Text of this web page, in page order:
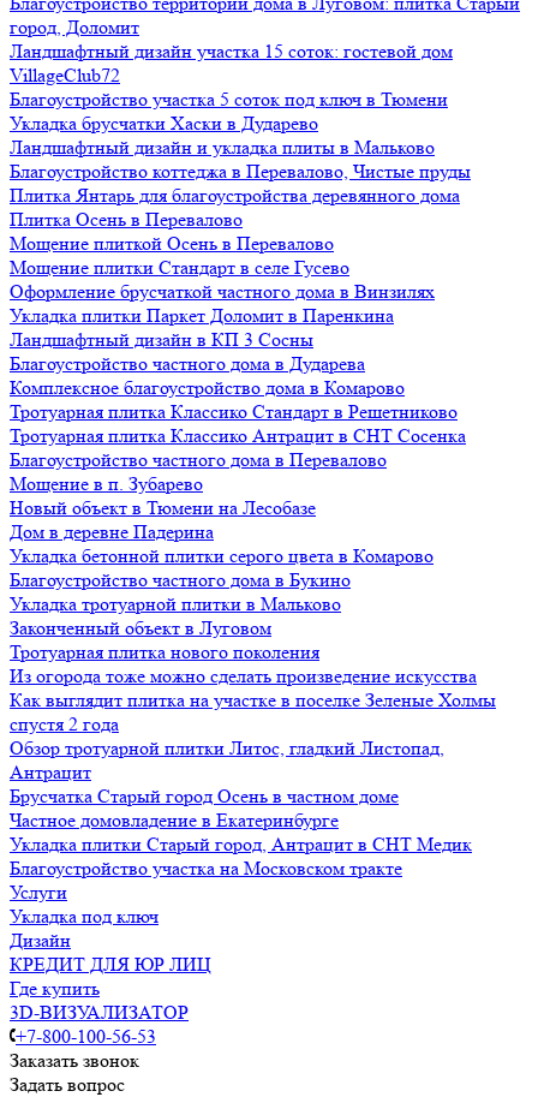
город, Доломит
Ландшафтный дизайн участка 15 соток: гостевой дом
VillageClub72
Благоустройство участка 5 соток под ключ в Тюмени
Укладка брусчатки Хаски в Дударево
Ландшафтный дизайн и укладка плиты в Мальково
Благоустройство коттеджа в Перевалово, Чистые пруды
Плитка Янтарь для благоустройства деревянного дома
Плитка Осень в Перевалово
Мощение плиткой Осень в Перевалово
Мощение плитки Стандарт в селе Гусево
Оформление брусчаткой частного дома в Винзилях
Укладка плитки Паркет Доломит в Паренкина
Ландшафтный дизайн в КП 3 Сосны
Благоустройство частного дома в Дударева
Комплексное благоустройство дома в Комарово
Тротуарная плитка Классико Стандарт в Решетниково
Тротуарная плитка Классико Антрацит в СНТ Сосенка
Благоустройство частного дома в Перевалово
Мощение в п. Зубарево
Новый объект в Тюмени на Лесобазе
Дом в деревне Падерина
Укладка бетонной плитки серого цвета в Комарово
Благоустройство частного дома в Букино
Укладка тротуарной плитки в Мальково
Законченный объект в Луговом
Тротуарная плитка нового поколения
Из огорода тоже можно сделать произведение искусства
Как выглядит плитка на участке в поселке Зеленые Холмы
спустя 2 года
Обзор тротуарной плитки Литос, гладкий Листопад,
Антрацит
Брусчатка Старый город Осень в частном доме
Частное домовладение в Екатеринбурге
Укладка плитки Старый город, Антрацит в СНТ Медик
Благоустройство участка на Московском тракте
Услуги
Укладка под ключ
Дизайн
КРЕДИТ ДЛЯ ЮР ЛИЦ
Где купить
3D-ВИЗУАЛИЗАТОР
+7-800-100-56-53
Заказать звонок
Задать вопрос